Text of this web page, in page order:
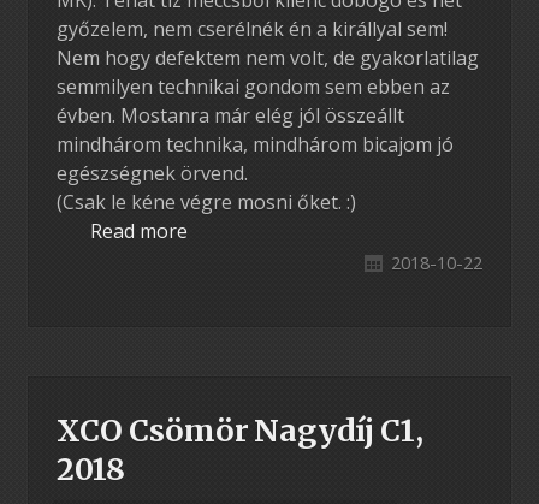
győzelem, nem cserélnék én a királlyal sem!
Nem hogy defektem nem volt, de gyakorlatilag
semmilyen technikai gondom sem ebben az
évben. Mostanra már elég jól összeállt
mindhárom technika, mindhárom bicajom jó
egészségnek örvend.
(Csak le kéne végre mosni őket. :)
Read more
2018-10-22
XCO Csömör Nagydíj C1,
2018